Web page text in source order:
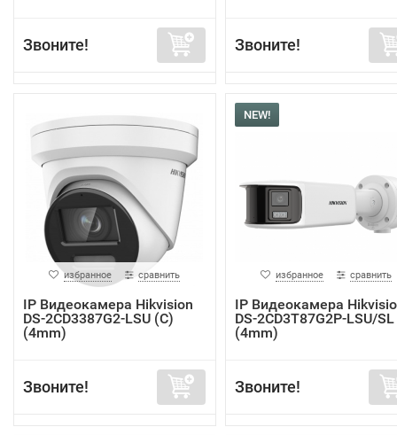
Звоните! Звоните!
избранное сравнить
IP Видеокамера Hikvision
DS-2CD3387G2-LSU (C)
(4mm)
Звоните!
NEW!
избранное сравнить
IP Видеокамера
DS-2CD3T87G2P-LSU/
(4mm)
Звоните!